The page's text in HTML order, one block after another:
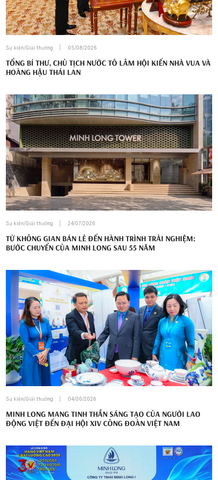
Sự kiện/Giải thưởng 05/08/2026
TỔNG BÍ THƯ, CHỦ TỊCH NƯỚC TÔ LÂM HỘI KIẾN NHÀ VUA VÀ
HOÀNG HẬU THÁI LAN
Sự kiện/Giải thưởng 24/07/2026
TỪ KHÔNG GIAN BÁN LẺ ĐẾN HÀNH TRÌNH TRẢI NGHIỆM:
BƯỚC CHUYỂN CỦA MINH LONG SAU 55 NĂM
Sự kiện/Giải thưởng 04/06/2026
MINH LONG MANG TINH THẦN SÁNG TẠO CỦA NGƯỜI LAO
ĐỘNG VIỆT ĐẾN ĐẠI HỘI XIV CÔNG ĐOÀN VIỆT NAM